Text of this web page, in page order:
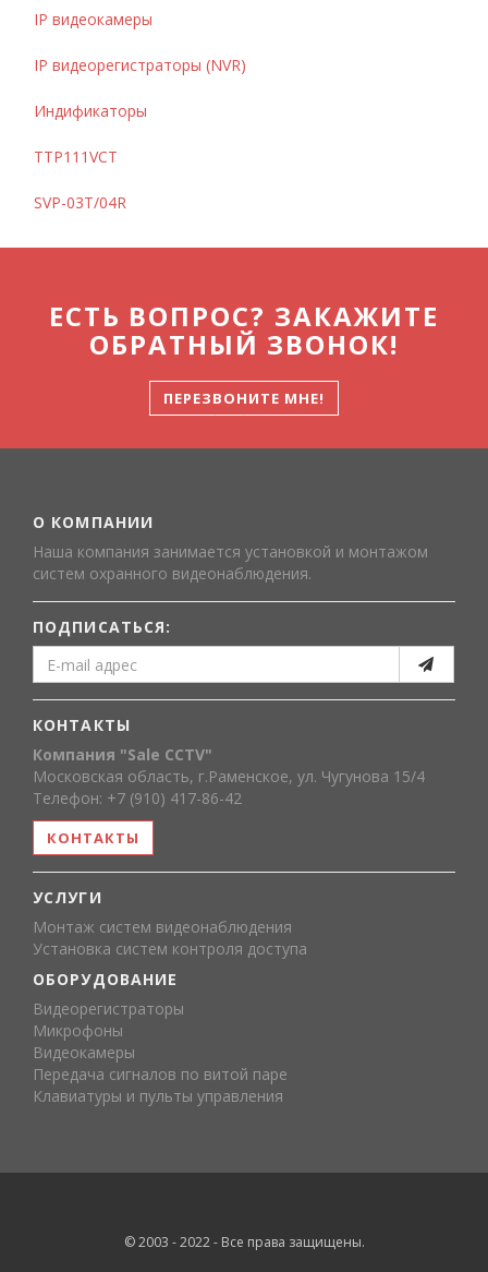
IP видеокамеры
IP видеорегистраторы (NVR)
Индификаторы
TTP111VCT
SVP-03T/04R
ЕСТЬ ВОПРОС? ЗАКАЖИТЕ
ОБРАТНЫЙ ЗВОНОК!
ПЕРЕЗВОНИТЕ МНЕ!
О КОМПАНИИ
Наша компания занимается установкой и монтажом
систем охранного видеонаблюдения.
ПОДПИСАТЬСЯ:
КОНТАКТЫ
Компания "Sale CCTV"
Московская область, г.Раменское, ул. Чугунова 15/4
Телефон: +7 (910) 417-86-42
КОНТАКТЫ
УСЛУГИ
Монтаж систем видеонаблюдения
Установка систем контроля доступа
ОБОРУДОВАНИЕ
Видеорегистраторы
Микрофоны
Видеокамеры
Передача сигналов по витой паре
Клавиатуры и пульты управления
© 2003 - 2022 - Все права защищены.